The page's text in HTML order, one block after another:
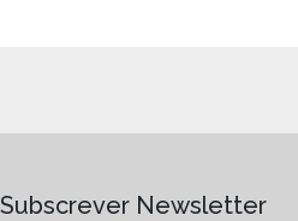
Subscrever Newsletter